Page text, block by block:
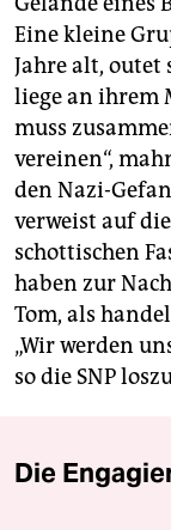
Eine kleine
Jahre alt, outet
liege an ihrem
muss
vereinen“,
den Nazi-
verweist auf
schottischen
haben zur
Tom, als
„Wir werden
so die SNP
Die